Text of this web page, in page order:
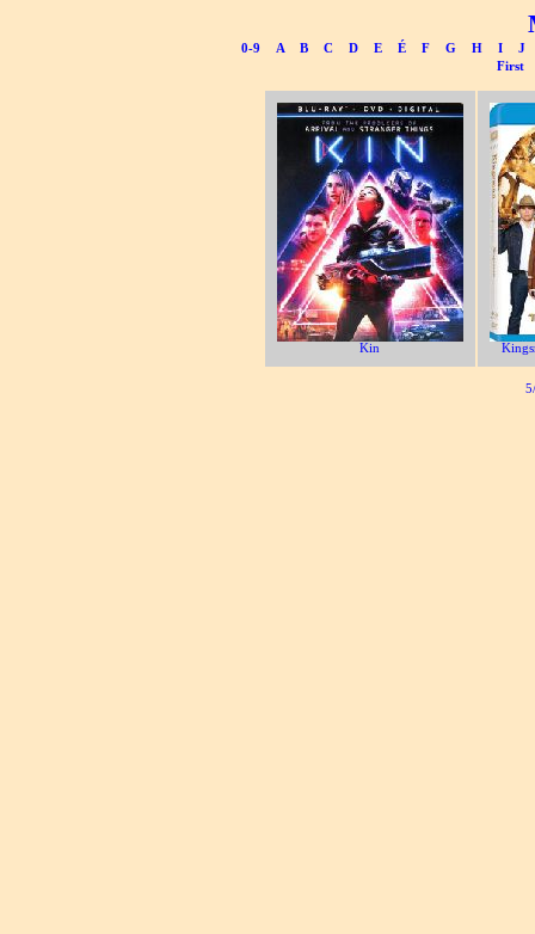
0-9 A B C D E É F G H I
J
First
Kin